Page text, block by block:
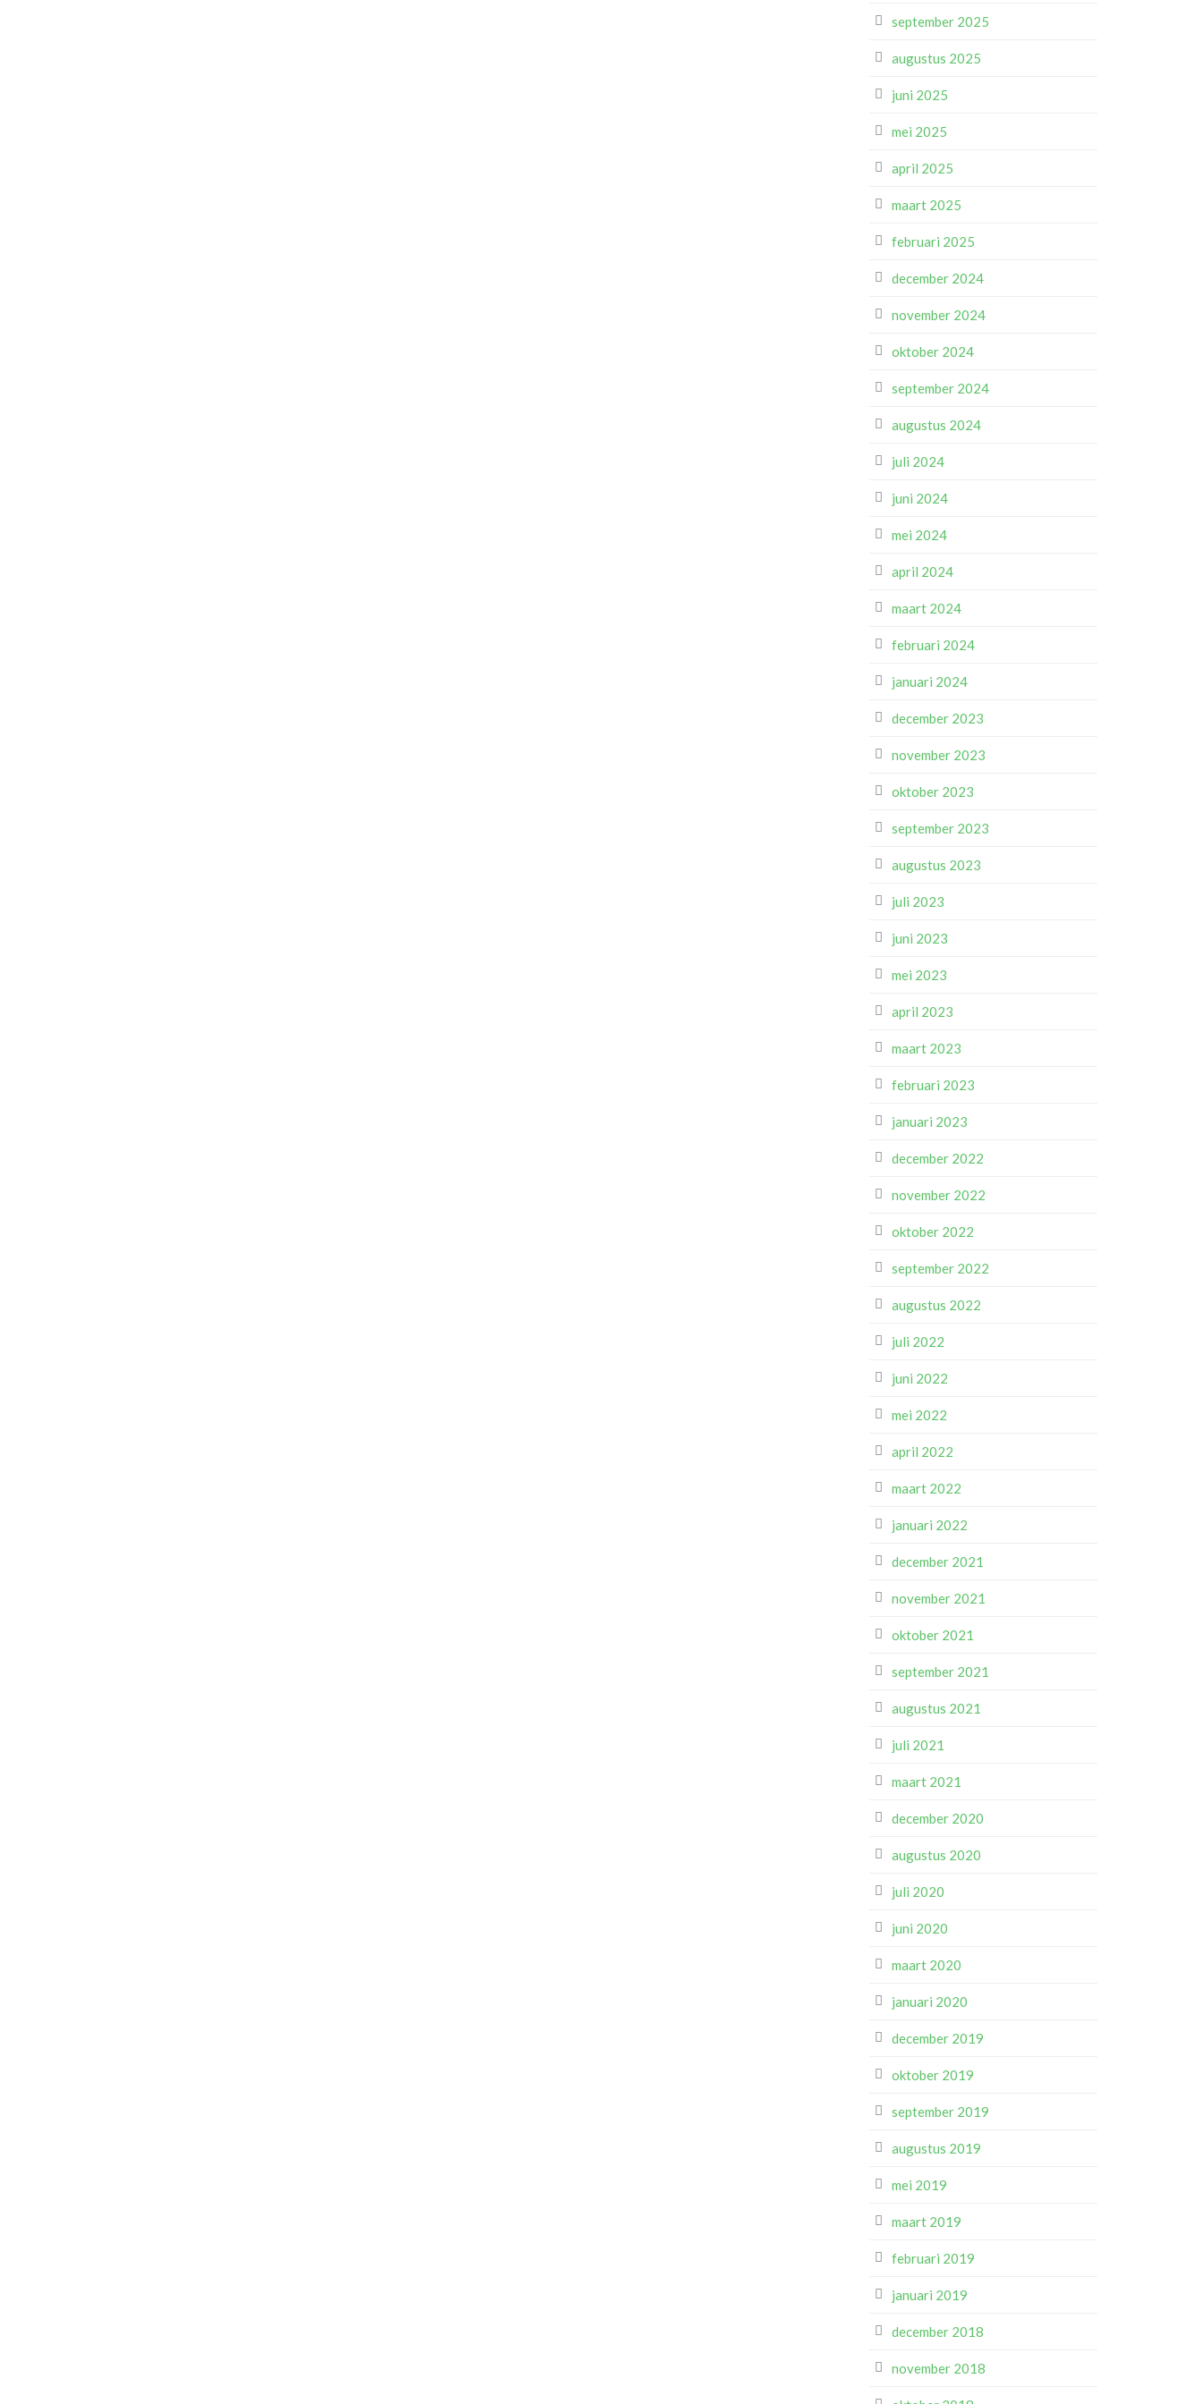
september 2025
augustus 2025
juni 2025
mei 2025
april 2025
maart 2025
februari 2025
december 2024
november 2024
oktober 2024
september 2024
augustus 2024
juli 2024
juni 2024
mei 2024
april 2024
maart 2024
februari 2024
januari 2024
december 2023
november 2023
oktober 2023
september 2023
augustus 2023
juli 2023
juni 2023
mei 2023
april 2023
maart 2023
februari 2023
januari 2023
december 2022
november 2022
oktober 2022
september 2022
augustus 2022
juli 2022
juni 2022
mei 2022
april 2022
maart 2022
januari 2022
december 2021
november 2021
oktober 2021
september 2021
augustus 2021
juli 2021
maart 2021
december 2020
augustus 2020
juli 2020
juni 2020
maart 2020
januari 2020
december 2019
oktober 2019
september 2019
augustus 2019
mei 2019
maart 2019
februari 2019
januari 2019
december 2018
november 2018